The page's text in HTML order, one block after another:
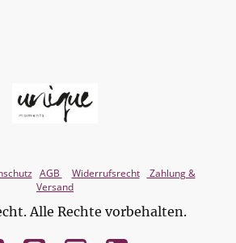
AGB Widerrufsrecht
Zahlung &
Versand
Alle Rechte vorbehalten.